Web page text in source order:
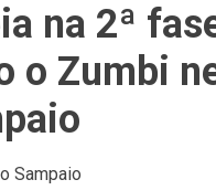
na 2ª
o Zumbi
Sampaio